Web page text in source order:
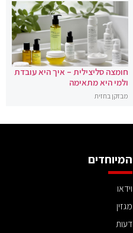
חומצה סליצילית – איך היא עובדת
ולמי היא מתאימה
מבזקן בחזית
המיוחדים
וידאו
מגזין
דעות